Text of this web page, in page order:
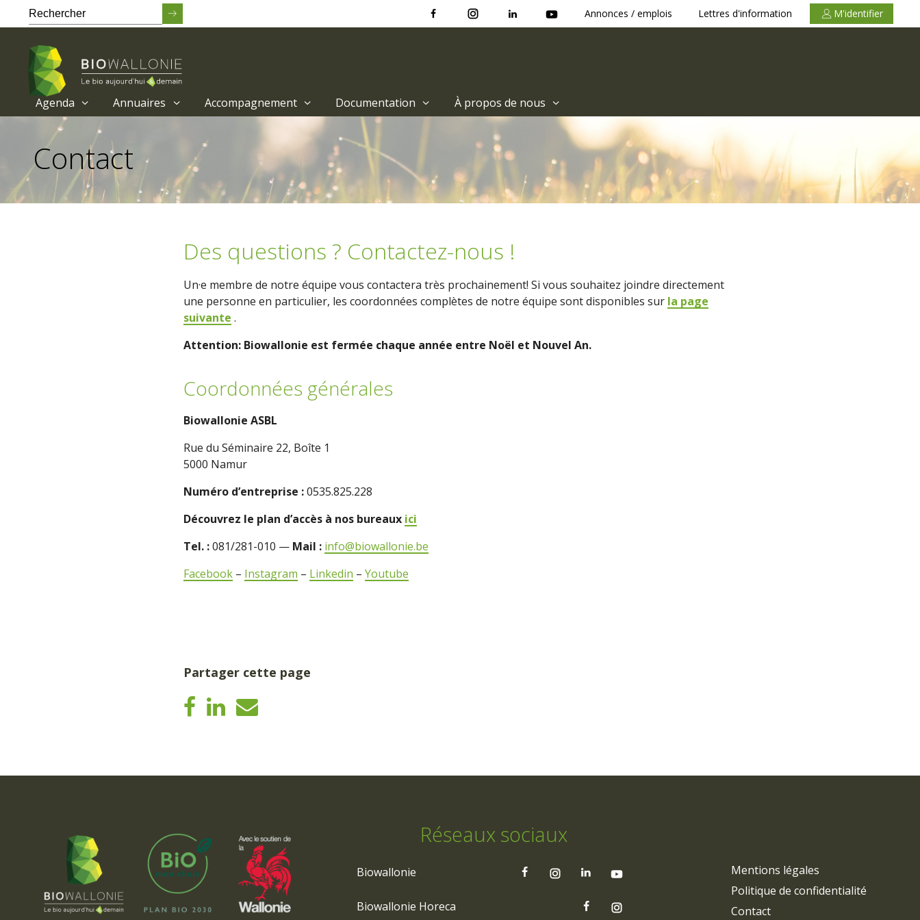
contenu
principal
Annonces / emplois Lettres d'information M'identifier
Agenda Annuaires Accompagnement Documentation À propos de nous
Contact
Des questions ? Contactez-nous !
Un·e membre de notre équipe vous contactera très prochainement! Si vous souhaitez joindre directement
une personne en particulier, les coordonnées complètes de notre équipe sont disponibles sur la page
suivante .
Attention: Biowallonie est fermée chaque année entre Noël et Nouvel An.
Coordonnées générales
Biowallonie ASBL
Rue du Séminaire 22, Boîte 1
5000 Namur
Numéro d’entreprise :0535.825.228
Découvrez le plan d’accès à nos bureaux ici
Tel. :081/281-010 — Mail : info@biowallonie.be
Facebook – Instagram – Linkedin – Youtube
Partager cette page
Réseaux sociaux
Biowallonie
Biowallonie Horeca
Mentions légales
Politique de confidentialité
Contact